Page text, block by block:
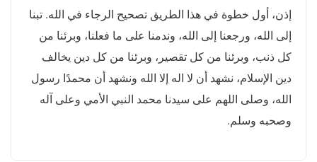
إذن، أول خطوة في هذا الطريق تصحيح الرجاء في الله. تبنا
إلى الله، ورجعنا إلى الله، وندمنا على ما فعلنا، وبرئنا من
كل ذنب، وبرئنا من كل تقصير، وبرئنا من كل دين يخالف
دين الإسلام، نشهد أن لا اله إلا الله ونشهد أن محمدًا رسول
الله، وصلى اللهم على سيدنا محمد النبي الأمي وعلى آله
وصحبه وسلم.